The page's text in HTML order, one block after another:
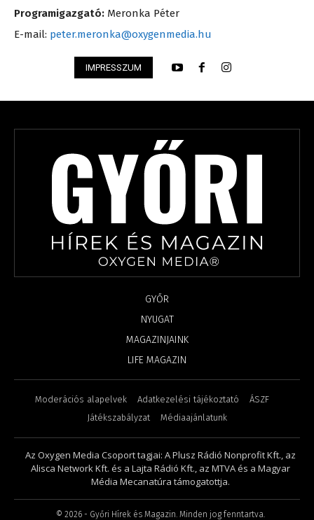
Programigazgató: Meronka Péter
E-mail: peter.meronka@oxygenmedia.hu
IMPRESSZUM
GYŐR
NYUGAT
MAGAZINJAINK
LIFE MAGAZIN
Moderációs alapelvek Adatkezelési tájékoztató
ÁSZF
Játékszabályzat
Médiaajánlatunk
Az Oxygen Media Csoport tagjai: A Plusz Rádió Nonprofit Kft., az
Alisca Network Kft. és a Lajta Rádió Kft., az MTVA és a Magyar
Média Mecanatúra támogatottja.
© 2026 - Győri Hírek és Magazin. Minden jog fenntartva.